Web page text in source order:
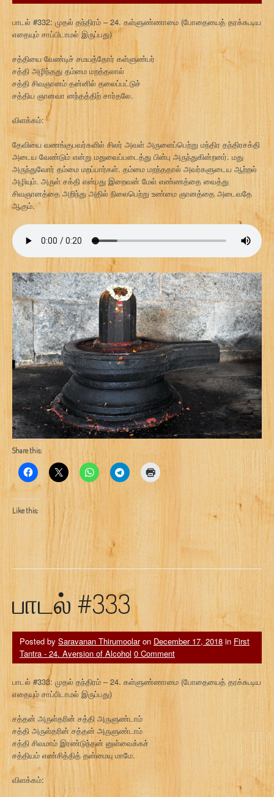
பாடல் #332: முதல் தந்திரம் – 24. கள்ளுண்ணாமை (போதையைத் தரக்கூடிய
எதையும் சாப்பிடாமல் இருப்பது)
சத்தியை வேண்டிச் சமயத்தோர் கள்ளுண்பர்
சத்தி அழிந்தது தம்மை மறத்தலால்
சத்தி சிவஞானம் தன்னில் தலைப்பட்டுச்
சத்திய ஞானவா னந்தத்திற் சார்தலே.
விளக்கம்:
தேவியை வணங்குபவர்களில் சிலர் அவள் அருளைப்பெற்று மந்திர தந்திரசக்தி
அடைய வேண்டும் என்று மதுவைப்படைத்து பின்பு அருந்துகின்றனர். மது
அருந்துவோர் தம்மை மறப்பார்கள். தம்மை மறந்ததால் அவர்களுடைய ஆற்றல்
அழியும். அருள் சக்தி என்பது இறைவன் மேல் எண்ணத்தை வைத்து
சிவஞானத்தை அறிந்து அதில் நிலைபெற்று உண்மை ஞானத்தை அடைவதே
ஆகும்.
Share this:
Like this:
பாடல் #333
Posted by Saravanan Thirumoolaron December 17, 2018 in First
Tantra - 24. Aversion of Alcohol 0 Comment
பாடல் #333: முதல் தந்திரம் – 24. கள்ளுண்ணாமை (போதையைத் தரக்கூடிய
எதையும் சாப்பிடாமல் இருப்பது)
சத்தன் அருள்தரின் சத்தி அருளுண்டாம்
சத்தி அருள்தரின் சத்தன் அருளுண்டாம்
சத்தி சிவமாம் இரண்டுந்தன் னுள்வைக்கச்
சத்தியம் எண்சித்தித் தன்மையு மாமே.
விளக்கம்: